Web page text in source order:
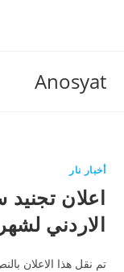
Anosyat
أخبار نار
اعلان
الاردني لشهر 1 سنة 2012
تم نقل هذا الاعلان